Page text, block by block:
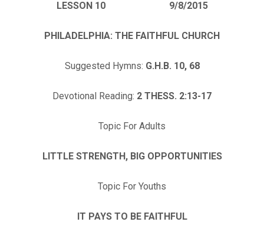
LESSON 10 9/8/2015
PHILADELPHIA: THE FAITHFUL CHURCH
Suggested Hymns: G.H.B. 10, 68
Devotional Reading: 2 THESS. 2:13-17
Topic For Adults
LITTLE STRENGTH, BIG OPPORTUNITIES
Topic For Youths
IT PAYS TO BE FAITHFUL